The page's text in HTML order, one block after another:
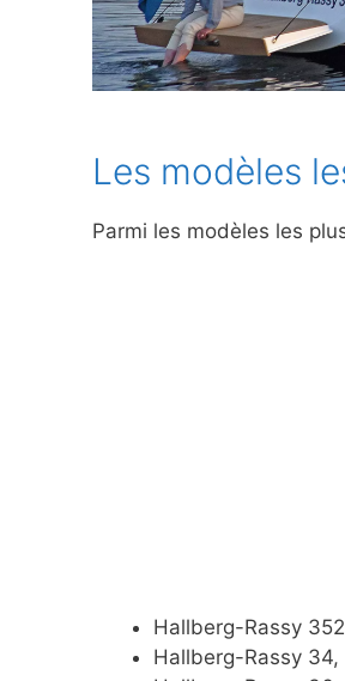
Les modèles
Parmi les modèles les
Hallberg-Rassy
Hallberg-Rassy 34,